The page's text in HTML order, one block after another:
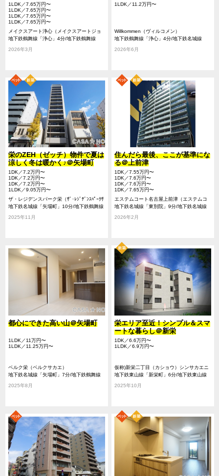
1LDK／7.65万円〜
1LDK／7.65万円〜
1LDK／7.65万円〜
1LDK／7.65万円〜
メイクスアート浄心（メイクスアートジョ
ウシン）
地下鉄鶴舞線「浄心」4分/地下鉄鶴舞線
2026年3月
1LDK／11.2万円〜
Willkommen（ヴィルコメン）
地下鉄鶴舞線「浄心」4分/地下鉄名城線
2026年6月
栄のZEH（ゼッチ）物件で夏は
涼しく冬は暖かく♪＠矢場町
1DK／7.2万円〜
1DK／7.2万円〜
1DK／7.2万円〜
1LDK／9.05万円〜
ザ・レジデンスパーク栄（ｻﾞ･ﾚｼﾞﾃﾞﾝｽﾊﾟｰｸｻ
ｶｴ）
地下鉄名城線「矢場町」10分/地下鉄鶴舞線
「大須観音」13分/地下鉄東山線「伏見」13
2025年11月
住んだら最後、ここが基準にな
る＠上前津
1DK／7.55万円〜
1DK／7.6万円〜
1DK／7.6万円〜
1DK／7.65万円〜
エステムコート名古屋上前津（エステムコ
ートナゴヤカミマエズ）
地下鉄名城線「東別院」9分/地下鉄名城線
「上前津」9分/JR中央線「鶴舞」18分
2026年2月
都心にできた高い山＠矢場町
1LDK／11万円〜
1LDK／11.25万円〜
ベルク栄（ベルクサカエ）
地下鉄名城線「矢場町」7分/地下鉄鶴舞線
2025年8月
栄エリア至近！シンプル＆スマ
ートな暮らし＠新栄
1DK／6.6万円〜
1LDK／6.9万円〜
仮称)新栄二丁目（カショウ）シンサカエニ
チョウメ）
地下鉄東山線「新栄町」6分/地下鉄東山線
2025年10月